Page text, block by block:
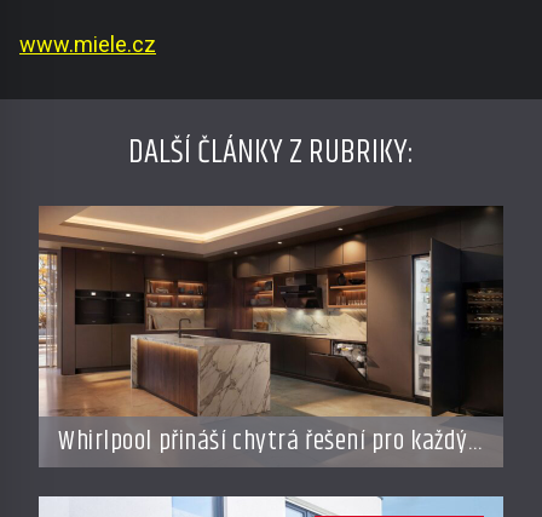
www.miele.cz
DALŠÍ ČLÁNKY Z RUBRIKY:
Whirlpool přináší chytrá řešení pro každý
styl vaření